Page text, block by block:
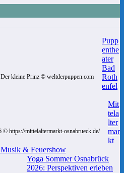
kleine Prinz © weltderpuppen.com
Pupp
enthe
ater
Bad
Roth
enfel
https://mittelaltermarkt-osnabrueck.de/
Mit
tela
lter
mar
kt
& Feuershow
Yoga Sommer Osnabrück
2026: Perspektiven erleben